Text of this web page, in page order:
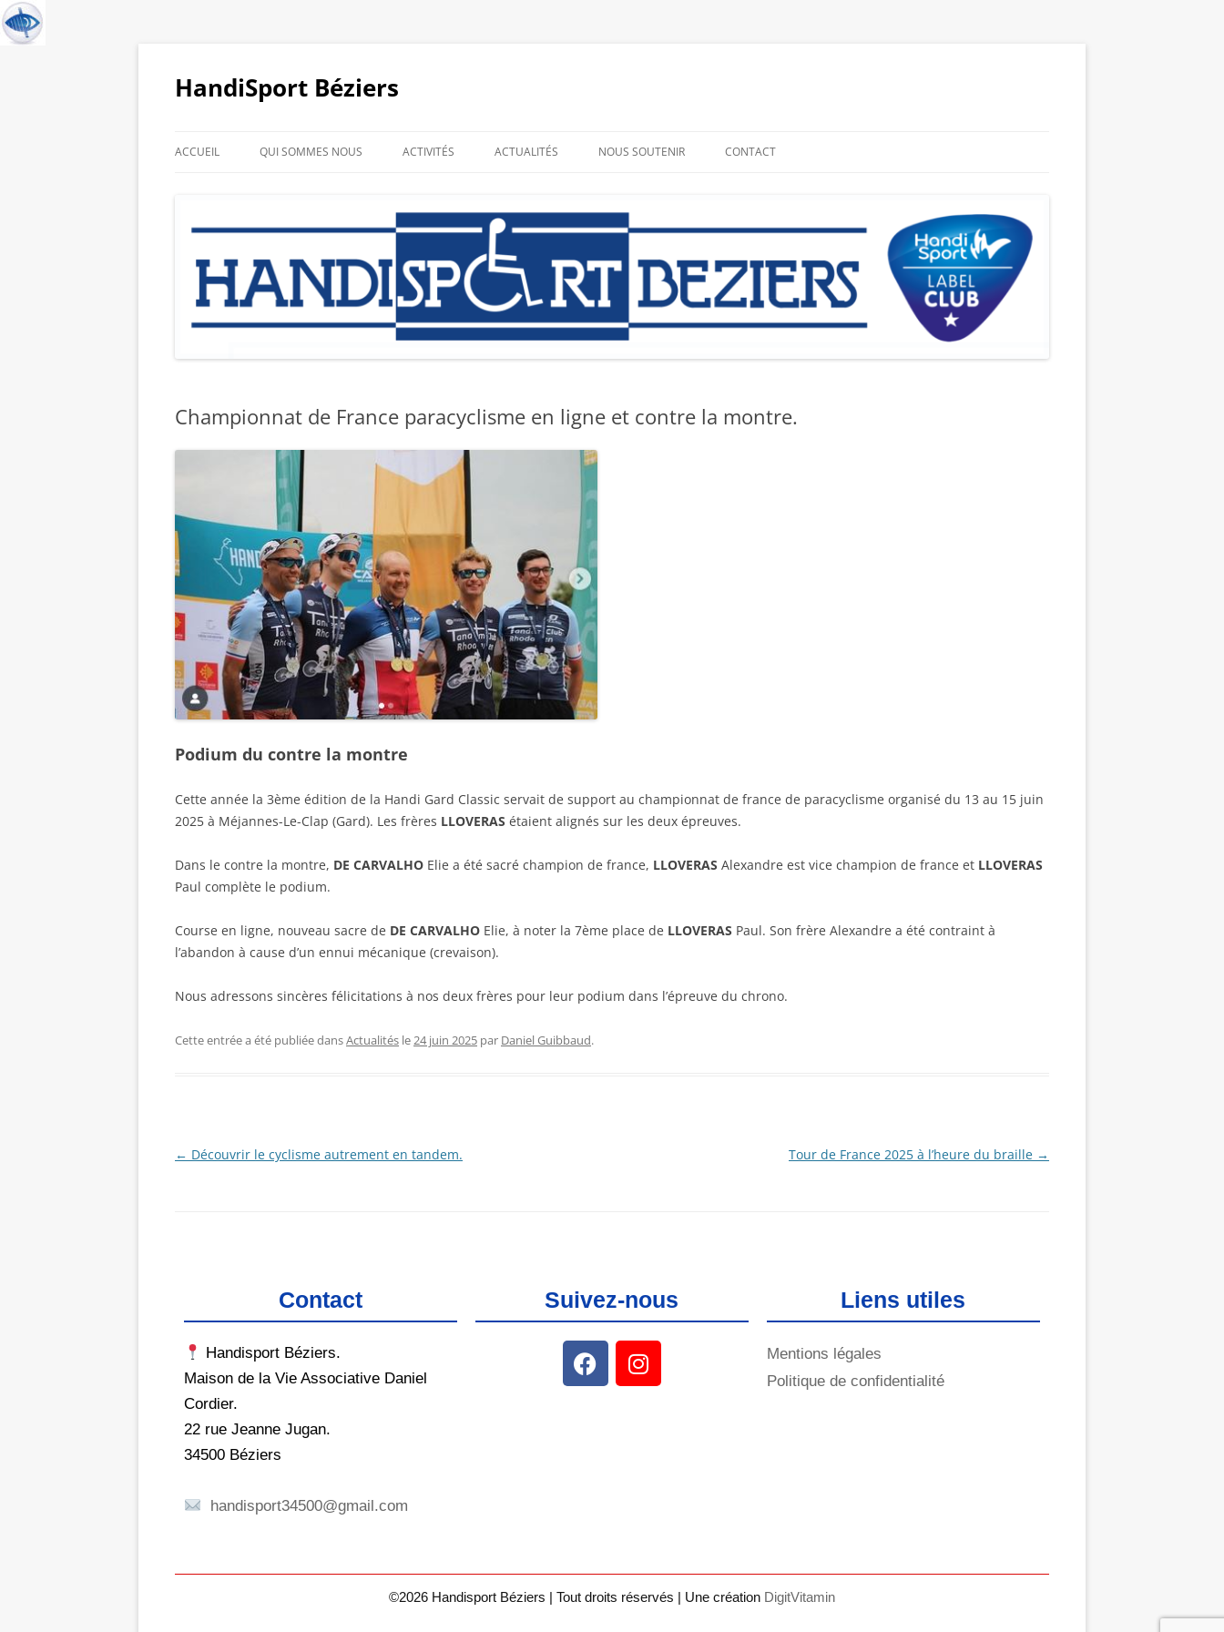
HandiSport Béziers
ACCUEIL QUI SOMMES NOUS
GALERIE PHOTO DE NOS
LIENS PARTENAIRES
ACTIVITÉS ACTUALITÉS NOUS SOUTENIR CONTACT
Championnat de France paracyclisme en ligne et contre la montre.
Podium du contre la montre
Cette année la 3ème édition de la Handi Gard Classic servait de support au championnat de france de paracyclisme organisé du 13 au 15 juin
2025 à Méjannes-Le-Clap (Gard). Les frères LLOVERAS étaient alignés sur les deux épreuves.
Dans le contre la montre, DE CARVALHO Elie a été sacré champion de france, LLOVERAS Alexandre est vice champion de france et LLOVERAS
Paul complète le podium.
Course en ligne, nouveau sacre de DE CARVALHO Elie, à noter la 7ème place de LLOVERAS Paul. Son frère Alexandre a été contraint à
l’abandon à cause d’un ennui mécanique (crevaison).
Nous adressons sincères félicitations à nos deux frères pour leur podium dans l’épreuve du chrono.
Cette entrée a été publiée dansActualités le24 juin 2025 par Daniel Guibbaud.
Navigation
← Découvrir le cyclisme autrement en tandem. Tour de France 2025 à l’heure du braille →
Contact
Handisport Béziers.
Maison de la Vie Associative Daniel
Cordier.
22 rue Jeanne Jugan.
34500 Béziers
handisport34500@gmail.com
Suivez-nous Liens utiles
Mentions légales
Politique de confidentialité
©2026 Handisport Béziers | Tout droits réservés | Une création DigitVitamin